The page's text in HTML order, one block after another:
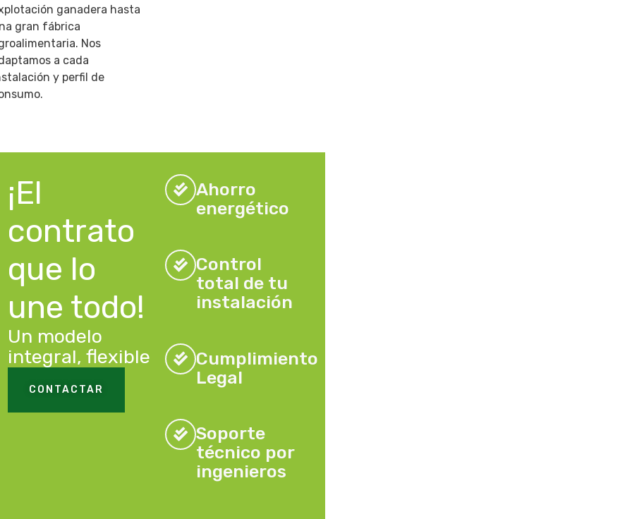
ganadera hasta
gran fábrica
Nos
a cada
y perfil de
¡El
contrato
que lo
une todo!
Un modelo
integral, flexible
CONTACTAR
Ahorro
energético
Control
total de tu
instalación
Cumplimiento
Legal
Soporte
técnico por
ingenieros